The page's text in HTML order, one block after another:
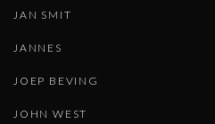
JAN SMIT
JANNES
JOEP BEVING
JOHN WEST